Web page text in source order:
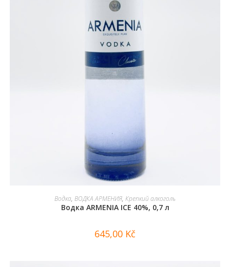
В КОРЗИНУ
Водка, ВОДКА АРМЕНИЯ, Крепкий алкоголь
Водка ARMENIA ICE 40%, 0,7 л
645,00 Kč